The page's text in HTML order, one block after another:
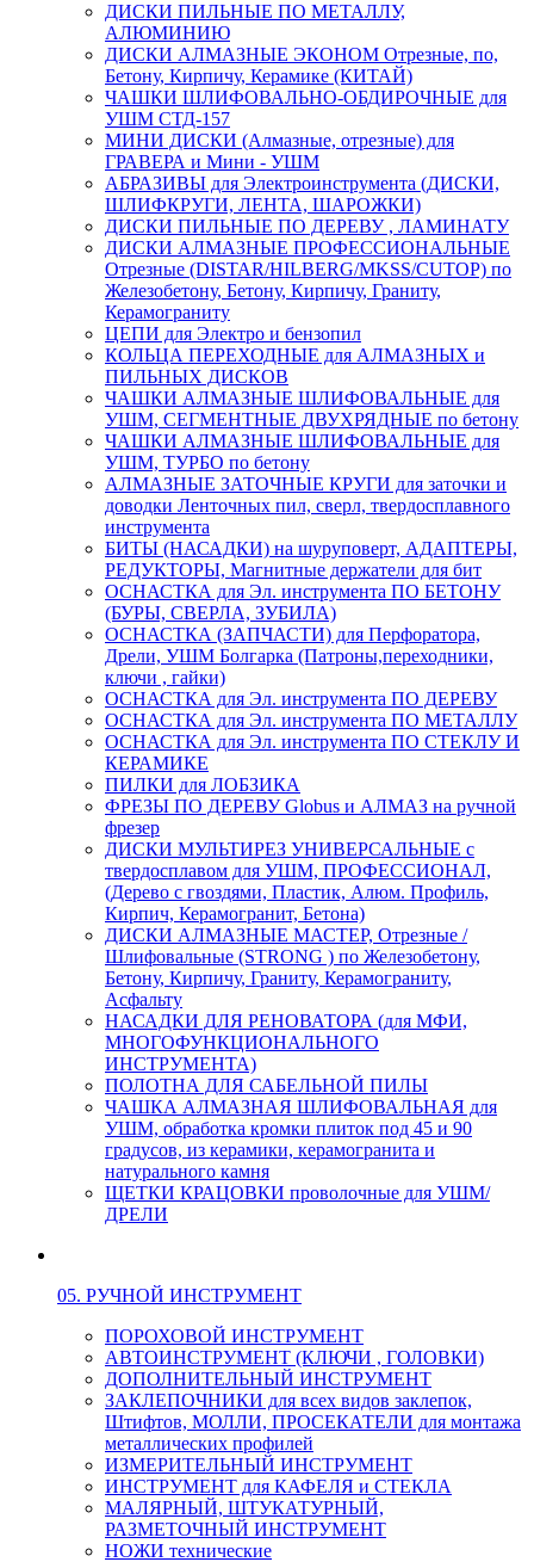
ДИСКИ ПИЛЬНЫЕ ПО МЕТАЛЛУ,
АЛЮМИНИЮ
ДИСКИ АЛМАЗНЫЕ ЭКОНОМ Отрезные, по,
Бетону, Кирпичу, Керамике (КИТАЙ)
ЧАШКИ ШЛИФОВАЛЬНО-ОБДИРОЧНЫЕ для
УШМ СТД-157
МИНИ ДИСКИ (Алмазные, отрезные) для
ГРАВЕРА и Мини - УШМ
АБРАЗИВЫ для Электроинструмента (ДИСКИ,
ШЛИФКРУГИ, ЛЕНТА, ШАРОЖКИ)
ДИСКИ ПИЛЬНЫЕ ПО ДЕРЕВУ , ЛАМИНАТУ
ДИСКИ АЛМАЗНЫЕ ПРОФЕССИОНАЛЬНЫЕ
Отрезные (DISTAR/HILBERG/MKSS/CUTOP) по
Железобетону, Бетону, Кирпичу, Граниту,
Керамограниту
ЦЕПИ для Электро и бензопил
КОЛЬЦА ПЕРЕХОДНЫЕ для АЛМАЗНЫХ и
ПИЛЬНЫХ ДИСКОВ
ЧАШКИ АЛМАЗНЫЕ ШЛИФОВАЛЬНЫЕ для
УШМ, СЕГМЕНТНЫЕ ДВУХРЯДНЫЕ по бетону
ЧАШКИ АЛМАЗНЫЕ ШЛИФОВАЛЬНЫЕ для
УШМ, ТУРБО по бетону
АЛМАЗНЫЕ ЗАТОЧНЫЕ КРУГИ для заточки и
доводки Ленточных пил, сверл, твердосплавного
инструмента
БИТЫ (НАСАДКИ) на шуруповерт, АДАПТЕРЫ,
РЕДУКТОРЫ, Магнитные держатели для бит
ОСНАСТКА для Эл. инструмента ПО БЕТОНУ
(БУРЫ, СВЕРЛА, ЗУБИЛА)
ОСНАСТКА (ЗАПЧАСТИ) для Перфоратора,
Дрели, УШМ Болгарка (Патроны,переходники,
ключи , гайки)
ОСНАСТКА для Эл. инструмента ПО ДЕРЕВУ
ОСНАСТКА для Эл. инструмента ПО МЕТАЛЛУ
ОСНАСТКА для Эл. инструмента ПО СТЕКЛУ И
КЕРАМИКЕ
ПИЛКИ для ЛОБЗИКА
ФРЕЗЫ ПО ДЕРЕВУ Globus и АЛМАЗ на ручной
фрезер
ДИСКИ МУЛЬТИРЕЗ УНИВЕРСАЛЬНЫЕ с
твердосплавом для УШМ, ПРОФЕССИОНАЛ,
(Дерево с гвоздями, Пластик, Алюм. Профиль,
Кирпич, Керамогранит, Бетона)
ДИСКИ АЛМАЗНЫЕ МАСТЕР, Отрезные /
Шлифовальные (STRONG ) по Железобетону,
Бетону, Кирпичу, Граниту, Керамограниту,
Асфальту
НАСАДКИ ДЛЯ РЕНОВАТОРА (для МФИ,
МНОГОФУНКЦИОНАЛЬНОГО
ИНСТРУМЕНТА)
ПОЛОТНА ДЛЯ САБЕЛЬНОЙ ПИЛЫ
ЧАШКА АЛМАЗНАЯ ШЛИФОВАЛЬНАЯ для
УШМ, обработка кромки плиток под 45 и 90
градусов, из керамики, керамогранита и
натурального камня
ЩЕТКИ КРАЦОВКИ проволочные для УШМ/
ДРЕЛИ
05. РУЧНОЙ ИНСТРУМЕНТ
ПОРОХОВОЙ ИНСТРУМЕНТ
АВТОИНСТРУМЕНТ (КЛЮЧИ , ГОЛОВКИ)
ДОПОЛНИТЕЛЬНЫЙ ИНСТРУМЕНТ
ЗАКЛЕПОЧНИКИ для всех видов заклепок,
Штифтов, МОЛЛИ, ПРОСЕКАТЕЛИ для монтажа
металлических профилей
ИЗМЕРИТЕЛЬНЫЙ ИНСТРУМЕНТ
ИНСТРУМЕНТ для КАФЕЛЯ и СТЕКЛА
МАЛЯРНЫЙ, ШТУКАТУРНЫЙ,
РАЗМЕТОЧНЫЙ ИНСТРУМЕНТ
НОЖИ технические